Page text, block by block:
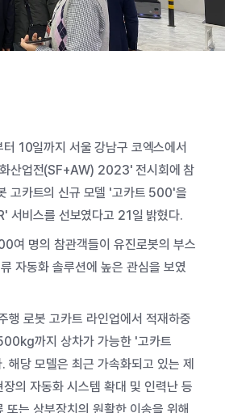
10일까지 서울 강남구 코엑스에서
화산업전(SF+AW) 2023' 전시회에 참
고카트의 신규 모델 '고카트 500'을
서비스를 선보였다고 21일 밝혔다.
여 명의 참관객들이 유진로봇의 부스
자동화 솔루션에 높은 관심을 보였
행 로봇 고카트 라인업에서 적재하중
까지 상차가 가능한 '고카트
당 모델은 최근 가속화되고 있는 제
의 자동화 시스템 확대 및 인력난 등
또는 상부장치의 원활한 이송을 위해